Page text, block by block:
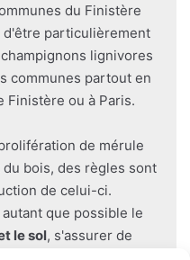
du Finistère
d'être particulièrement
lignivores
communes partout en
Finistère ou à Paris.
de mérule
bois, des règles sont
de celui-ci.
que possible le
le sol, s'assurer de